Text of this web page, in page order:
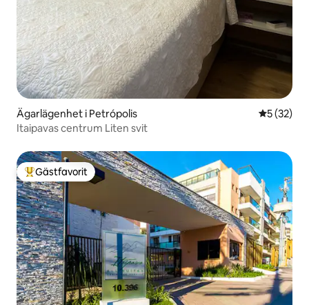
Ägarlägenhet i Petrópolis 5 av 5 i
5 (32)
Itaipavas centrum Liten svit
Populär gästfavorit
Gästfavorit